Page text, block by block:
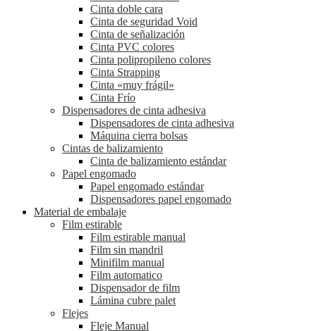
Cinta doble cara
Cinta de seguridad Void
Cinta de señalización
Cinta PVC colores
Cinta polipropileno colores
Cinta Strapping
Cinta «muy frágil»
Cinta Frío
Dispensadores de cinta adhesiva
Dispensadores de cinta adhesiva
Máquina cierra bolsas
Cintas de balizamiento
Cinta de balizamiento estándar
Papel engomado
Papel engomado estándar
Dispensadores papel engomado
Material de embalaje
Film estirable
Film estirable manual
Film sin mandril
Minifilm manual
Film automatico
Dispensador de film
Lámina cubre palet
Flejes
Fleje Manual